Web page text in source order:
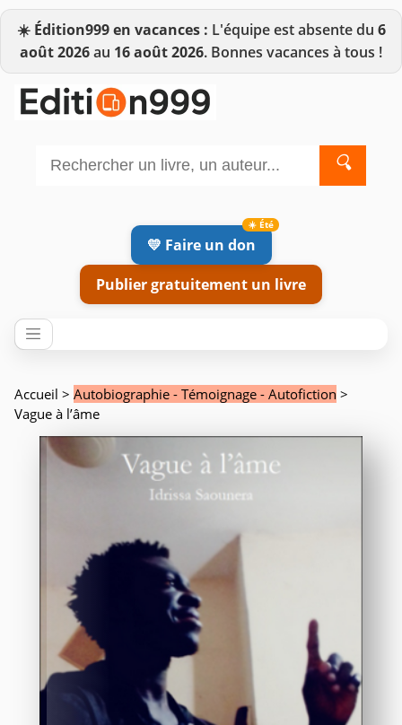
☀️ Édition999 en vacances : L'équipe est absente du 6
août 2026au 16 août 2026. Bonnes vacances à tous !
🔍
💛 Faire un don
Publier gratuitement un livre
Accueil > Autobiographie - Témoignage - Autofiction >
Vague à l’âme